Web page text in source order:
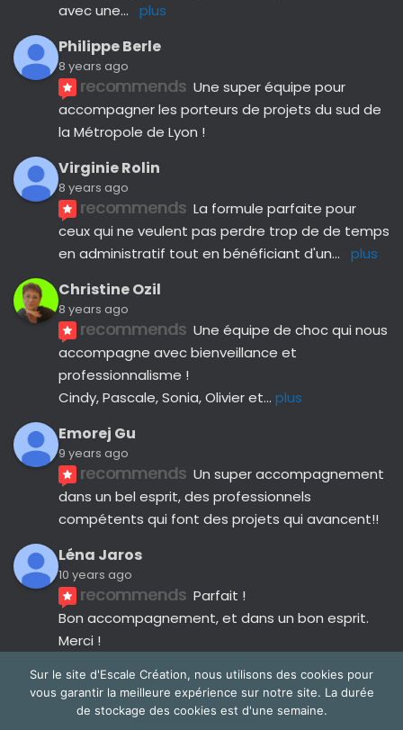
avec une... plus
Philippe Berle
8 years ago
recommends Une super équipe pour
accompagner les porteurs de projets du sud de
la Métropole de Lyon !
Virginie Rolin
8 years ago
recommends La formule parfaite pour
ceux qui ne veulent pas perdre trop de de temps
en administratif tout en bénéficiant d'un... plus
Christine Ozil
8 years ago
recommends Une équipe de choc qui nous
accompagne avec bienveillance et
professionnalisme !
Cindy, Pascale, Sonia, Olivier et... plus
Emorej Gu
9 years ago
recommends Un super accompagnement
dans un bel esprit, des professionnels
compétents qui font des projets qui avancent!!
Léna Jaros
10 years ago
recommends Parfait !
Bon accompagnement, et dans un bon esprit.
Merci !
Avis suivants
Sur le site d'Escale Création, nous utilisons des cookies pour
vous garantir la meilleure expérience sur notre site. La durée
de stockage des cookies est d'une semaine.